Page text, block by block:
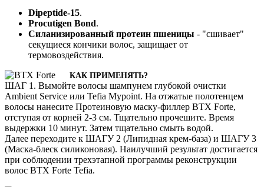
Dipeptide-15.
Procutigen Bond.
Силанизированный протеин пшеницы - "сшивает"
секущиеся кончики волос, защищает от
термовоздействия.
КАК ПРИМЕНЯТЬ?
ШАГ 1. Вымойте волосы шампунем глубокой очистки
Ambient Service или Tefia Mypoint. На отжатые полотенцем
волосы нанесите Протеиновую маску-филлер BTX Forte,
отступая от корней 2-3 см. Тщательно прочешите. Время
выдержки 10 минут. Затем тщательно смыть водой.
Далее переходите к ШАГУ 2 (Липидная крем-база) и ШАГУ 3
(Маска-блеск силиконовая). Наилучший результат достигается
при соблюдении трехэтапной программы реконструкции
волос BTX Forte Tefia.